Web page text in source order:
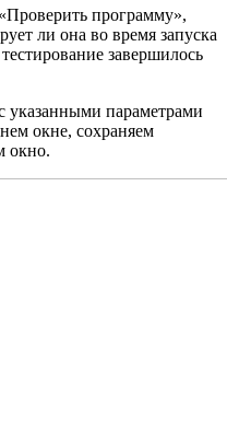
программу»,
ли она во время запуска
завершилось
указанными параметрами
окне, сохраняем
окно.